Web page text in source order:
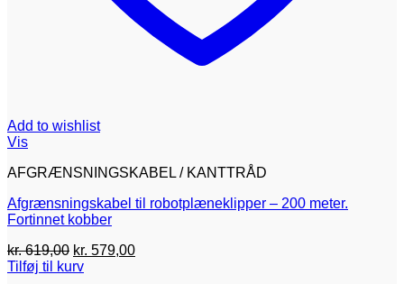
Add to wishlist
Vis
AFGRÆNSNINGSKABEL / KANTTRÅD
Afgrænsningskabel til robotplæneklipper – 200 meter.
Fortinnet kobber
kr.619,00 Den
oprindelige
kr. 579,00Den
Tilføj til kurv